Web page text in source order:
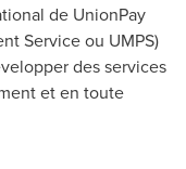
de UnionPay
Service ou UMPS)
des services
et en toute